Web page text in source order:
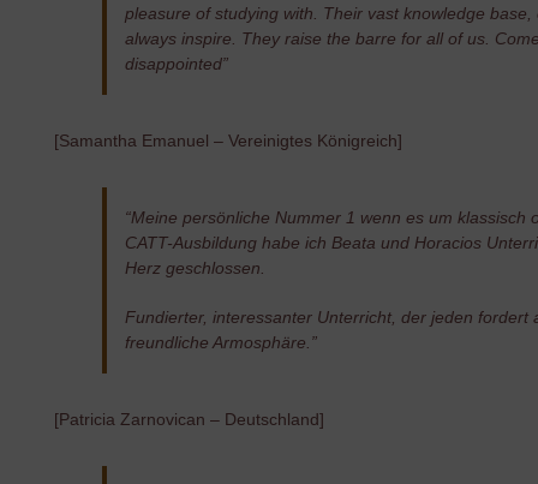
pleasure of studying with. Their vast knowledge
always inspire. They raise the barre for all of us.
disappointed”
[Samantha Emanuel – Vereinigtes Königreich]
“Meine persönliche Nummer 1 wenn es um
CATT-Ausbildung habe ich Beata und Horacios
Herz geschlossen.
Fundierter, interessanter Unterricht, der jeden
freundliche Armosphäre.”
[Patricia Zarnovican – Deutschland]